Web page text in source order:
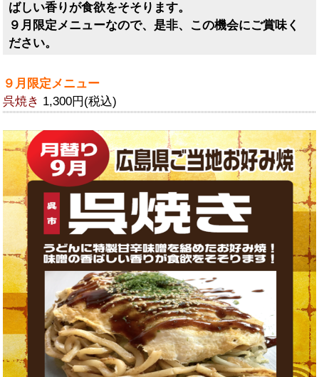
ばしい香りが食欲をそそります。
９月限定メニューなので、是非、この機会にご賞味く
ださい。
９月限定メニュー
呉焼き 1,300円(税込)